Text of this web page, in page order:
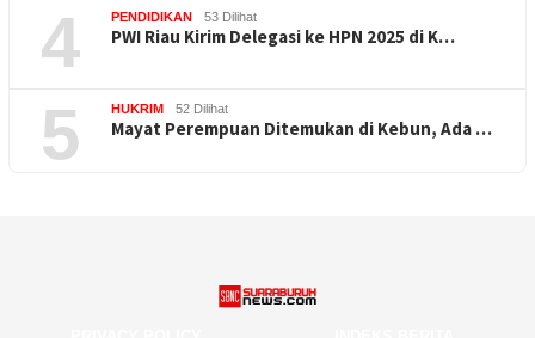
4 PENDIDIKAN 53 Dilihat
PWI Riau Kirim Delegasi ke HPN 2025 di K…
5 HUKRIM 52 Dilihat
Mayat Perempuan Ditemukan di Kebun, Ada …